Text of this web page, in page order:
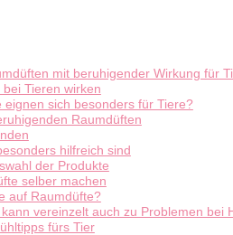
mit beruhigender Wirkung für
Tieren wirken
eignen sich besonders für Tiere?
Raumdüften
hilfreich sind
der Produkte
selber machen
auf Raumdüfte?
vereinzelt auch zu Problemen bei
fürs Tier